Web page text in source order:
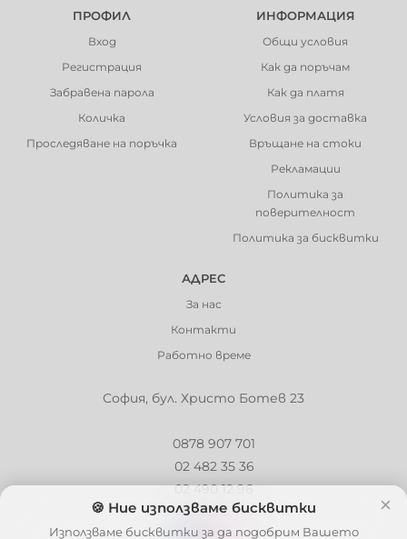
ПРОФИЛ
Вход
Регистрация
Забравена парола
Количка
Проследяване на поръчка
ИНФОРМАЦИЯ
Общи условия
Как да поръчам
Как да платя
Условия за доставка
Връщане на стоки
Рекламации
Политика за
поверителност
Политика за бисквитки
АДРЕС
За нас
Контакти
Работно време
София, бул. Христо Ботев 23
0878 907 701
02 482 35 36
02 490 12 96
info@barbaron.bg
×
🍪 Ние използваме бисквитки
Използваме бисквитки за да подобрим Вашето